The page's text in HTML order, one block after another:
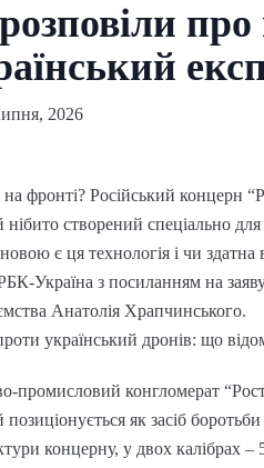
2026
фронті? Російський концерн
створений спеціально
є ця технологія і чи
Україна з посиланням на
Анатолія Храпчинського.
український дронів: що
промисловий конгломерат
як засіб
концерну, у двох калібрах